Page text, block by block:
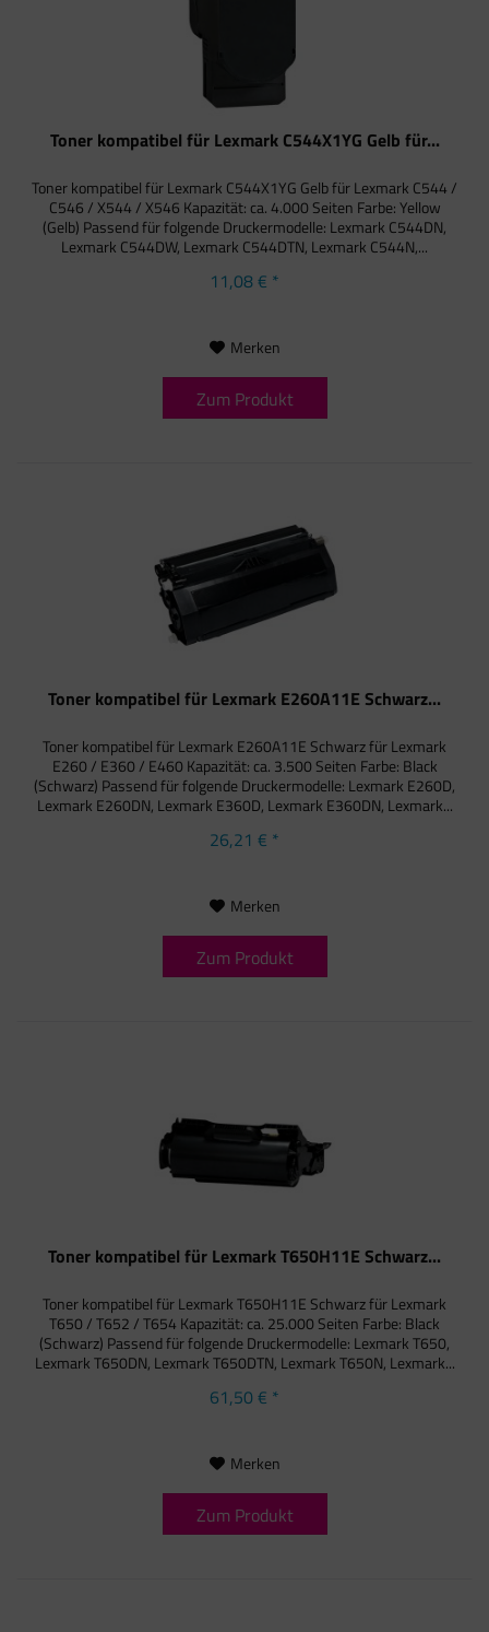
Toner kompatibel für Lexmark C544X1YG Gelb für...
Toner kompatibel für Lexmark C544X1YG Gelb für Lexmark C544 /
C546 / X544 / X546 Kapazität: ca. 4.000 Seiten Farbe: Yellow
(Gelb) Passend für folgende Druckermodelle: Lexmark C544DN,
Lexmark C544DW, Lexmark C544DTN, Lexmark C544N,...
11,08 € *
Merken
Zum Produkt
Toner kompatibel für Lexmark E260A11E Schwarz...
Toner kompatibel für Lexmark E260A11E Schwarz für Lexmark
E260 / E360 / E460 Kapazität: ca. 3.500 Seiten Farbe: Black
(Schwarz) Passend für folgende Druckermodelle: Lexmark E260D,
Lexmark E260DN, Lexmark E360D, Lexmark E360DN, Lexmark...
26,21 € *
Merken
Zum Produkt
Toner kompatibel für Lexmark T650H11E Schwarz...
Toner kompatibel für Lexmark T650H11E Schwarz für Lexmark
T650 / T652 / T654 Kapazität: ca. 25.000 Seiten Farbe: Black
(Schwarz) Passend für folgende Druckermodelle: Lexmark T650,
Lexmark T650DN, Lexmark T650DTN, Lexmark T650N, Lexmark...
61,50 € *
Merken
Zum Produkt